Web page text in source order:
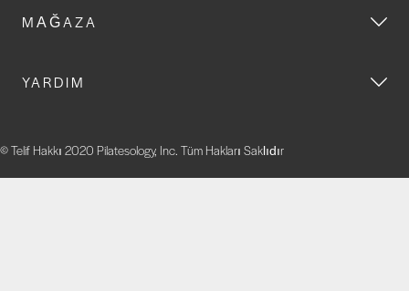
MAĞAZA
YARDIM
© Telif Hakkı 2020 Pilatesology, Inc. Tüm Hakları Saklıdır